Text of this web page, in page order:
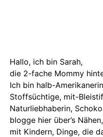
Hallo, ich bin Sarah,
die 2-fache Mommy
Ich bin halb-
Stoffsüchtige, mit-
Naturliebhaberin,
blogge hier über’s
mit Kindern, Dinge, die